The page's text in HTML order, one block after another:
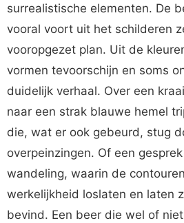
surrealistische elementen. De
vooral voort uit het schilderen
vooropgezet plan. Uit de
vormen tevoorschijn en soms
duidelijk verhaal. Over een
naar een strak blauwe hemel
die, wat er ook gebeurd, stug
overpeinzingen. Of een
wandeling, waarin de
werkelijkheid loslaten en laten
bevind. Een beer die wel of